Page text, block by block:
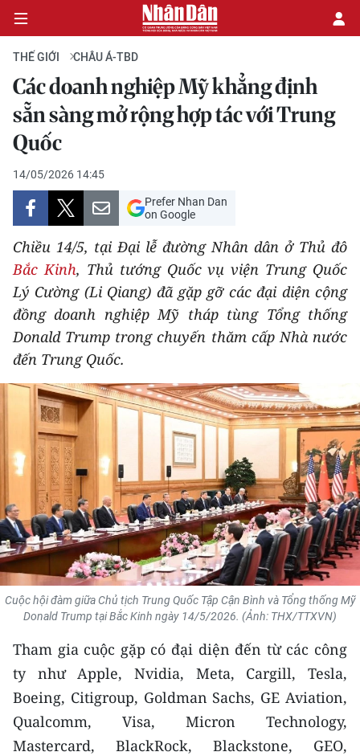
CHÍNH TRỊ
KINH TẾ
VĂN HÓA
XÃ HỘI
PHÁP LUẬT
DU LỊCH
THẾ GIỚI
THỂ THAO
GIÁO DỤC
Y TẾ
KHOA HỌC - CÔNG NGHỆ
MÔI TRƯỜNG
BẠN ĐỌC
KIỂM CHỨNG THÔNG TIN
TRI THỨC CHUYÊN SÂU
54 DÂN TỘC VIỆT NAM
CHƯƠNG TRÌNH OCOP - MỖI XÃ
MỘT SẢN PHẨM
THẾ GIỚI CHÂU Á-TBD
Các doanh nghiệp Mỹ khẳng định
sẵn sàng mở rộng hợp tác với Trung
Quốc
14/05/2026 14:45
Prefer Nhan Dan
on Google
Chiều 14/5, tại Đại lễ đường Nhân dân ở Thủ đô
Bắc Kinh, Thủ tướng Quốc vụ viện Trung Quốc
Lý Cường (Li Qiang) đã gặp gỡ các đại diện cộng
đồng doanh nghiệp Mỹ tháp tùng Tổng thống
Donald Trump trong chuyến thăm cấp Nhà nước
đến Trung Quốc.
Cuộc hội đàm giữa Chủ tịch Trung Quốc Tập Cận Bình và Tổng thống Mỹ
Donald Trump tại Bắc Kinh ngày 14/5/2026. (Ảnh: THX/TTXVN)
Tham gia cuộc gặp có đại diện đến từ các công
ty như Apple, Nvidia, Meta, Cargill, Tesla,
Boeing, Citigroup, Goldman Sachs, GE Aviation,
Qualcomm, Visa, Micron Technology,
Mastercard, BlackRock, Blackstone, GEO,